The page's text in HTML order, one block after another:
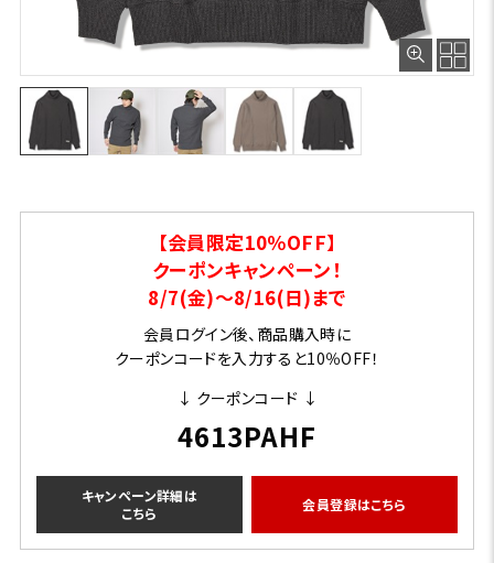
【会員限定10％OFF】
クーポンキャンペーン！
8/7(金)～8/16(日)まで
会員ログイン後、商品購入時に
クーポンコードを入力すると10％OFF！
↓ クーポンコード ↓
4613PAHF
キャンペーン詳細は
こちら
会員登録はこちら